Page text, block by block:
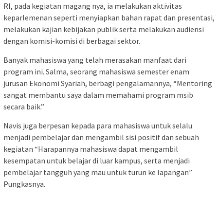
RI, pada kegiatan magang nya, ia melakukan aktivitas
keparlemenan seperti menyiapkan bahan rapat dan presentasi,
melakukan kajian kebijakan publik serta melakukan audiensi
dengan komisi-komisi di berbagai sektor.
Banyak mahasiswa yang telah merasakan manfaat dari
program ini. Salma, seorang mahasiswa semester enam
jurusan Ekonomi Syariah, berbagi pengalamannya, “Mentoring
sangat membantu saya dalam memahami program msib
secara baik.”
Navis juga berpesan kepada para mahasiswa untuk selalu
menjadi pembelajar dan mengambil sisi positif dan sebuah
kegiatan “Harapannya mahasiswa dapat mengambil
kesempatan untuk belajar di luar kampus, serta menjadi
pembelajar tangguh yang mau untuk turun ke lapangan”
Pungkasnya.